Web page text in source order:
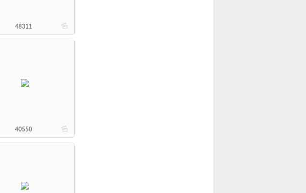
b
48311
b
40550